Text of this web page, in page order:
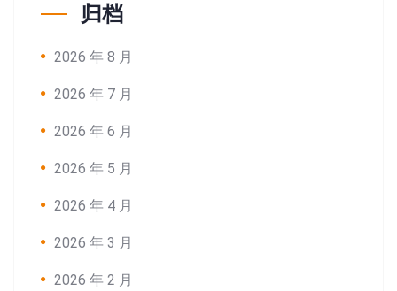
归档
2026 年 8 月
2026 年 7 月
2026 年 6 月
2026 年 5 月
2026 年 4 月
2026 年 3 月
2026 年 2 月